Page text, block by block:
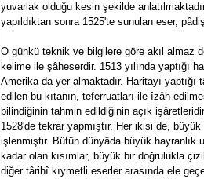
yuvarlak olduğu kesin şekilde
yapıldıktan sonra 1525'te sunulan eser,
O günkü teknik ve bilgilere göre akıl almaz
kelime ile şâheserdir. 1513 yılında yaptığı
Amerika da yer almaktadır. Haritayı
edilen bu kıtanın, teferruatları ile îzâh
bilindiğinin tahmin edildiğinin açık
1528'de tekrar yapmıştır. Her ikisi de,
işlenmiştir. Bütün dünyâda büyük hayranlık
kadar olan kısımlar, büyük bir doğrulukla
diğer târihî kıymetli eserler arasında ele